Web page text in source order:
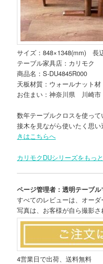
サイズ：848×1348(mm) 長
テーブル家具店：カリモク
商品名：S-DU4845R000
天板材質：ウォールナット材
お住まい：神奈川県 川崎市
数年テーブルクロスを使っ
接木を見ながら使いたく思
きはこちらへ
カリモクDUシリーズをも
ページ管理者：透明テーブ
すべてのレビューは、オーダ
写真は、お客様が自ら撮影さ
4営業日で出荷、送料無料